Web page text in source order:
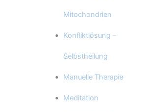
Mitochondrien
Konfliktlösung –
Selbstheilung
Manuelle Therapie
Meditation